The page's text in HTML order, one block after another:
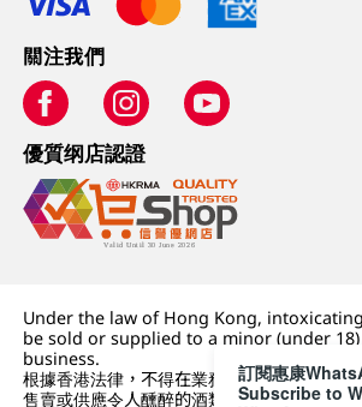
關注我們
優質纲店認證
Under the law of Hong Kong,
be sold or supplied to a minor (under
business.
根據香港法律，不得在業務過程中，向未成
售賣或供應令人醺醉的酒類。
訂閱惠康
Subscribe to